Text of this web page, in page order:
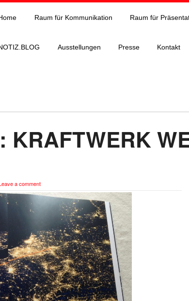
Raum für Kommunikation Raum für
Ausstellungen Presse Kontakt
KRAFTWERK
a comment